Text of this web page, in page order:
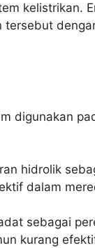
kelistrikan.
tersebut
digunakan
hidrolik
dalam
sebagai
kurang